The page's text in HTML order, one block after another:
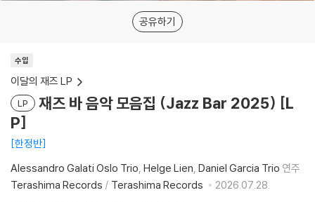
공유하기
수입
이달의 재즈 LP
LP
재즈 바 음악 모음집 (Jazz Bar 2025) [L
P]
한정반
Alessandro Galati Oslo Trio Helge Lien Daniel Garcia Trio 연주
Terashima Records / Terashima Records
2026.07.28.